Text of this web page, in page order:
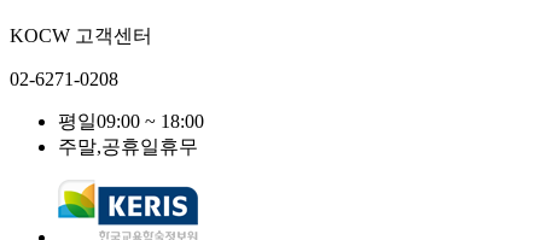
KOCW 고객센터
02-6271-0208
평일09:00 ~ 18:00
주말,공휴일휴무